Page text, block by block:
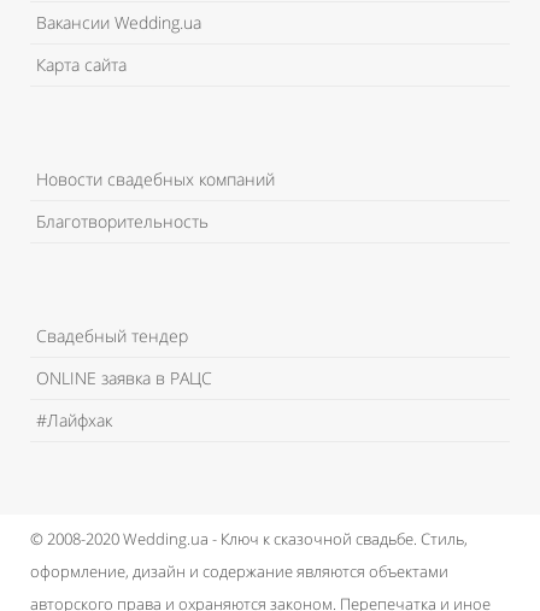
Вакансии Wedding.ua
Карта сайта
Новости свадебных компаний
Благотворительность
Свадебный тендер
ONLINE заявка в РАЦС
#Лайфхак
© 2008-2020 Wedding.ua - Ключ к сказочной свадьбе. Стиль,
оформление, дизайн и содержание являются объектами
авторского права и охраняются законом. Перепечатка и иное